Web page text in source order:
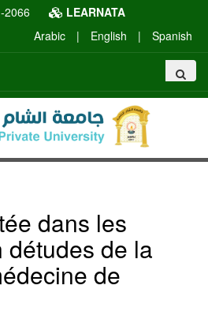
2066
LEARNATA
Arabic
| English | Spanish
dans les
détudes de la
de